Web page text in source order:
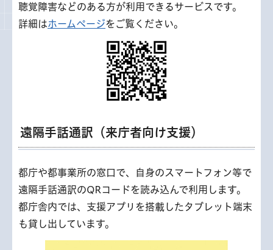
聴覚障害などのある方が利用できるサービスです。
詳細はホームページをご覧ください。
遠隔手話通訳（来庁者向け支援）
都庁や都事業所の窓口で、自身のスマートフォン等で
遠隔手話通訳のQRコードを読み込んで利用します。
都庁舎内では、支援アプリを搭載したタブレット端末
も貸し出しています。